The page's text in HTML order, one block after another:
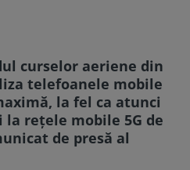
curselor aeriene din
telefoanele mobile
la fel ca atunci
reţele mobile 5G de
de presă al